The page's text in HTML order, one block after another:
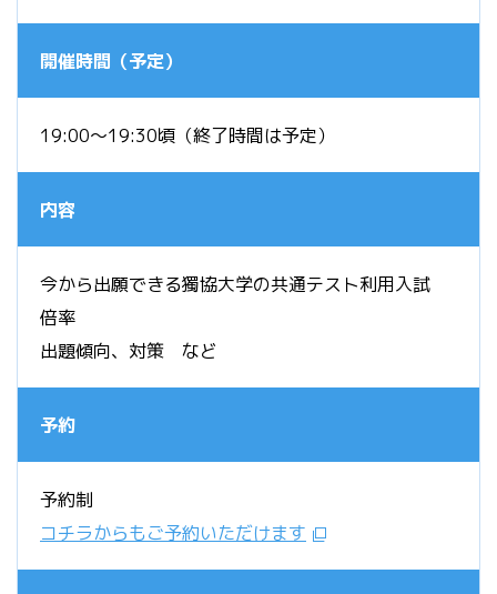
開催時間（予定）
19:00～19:30頃（終了時間は予定）
内容
今から出願できる獨協大学の共通テスト利用入試
倍率
出題傾向、対策 など
予約
予約制
コチラからもご予約いただけます